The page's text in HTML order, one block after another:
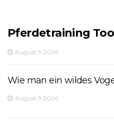
Pferdetraining
August 9,2026
Wie man ein wildes
August 9,2026